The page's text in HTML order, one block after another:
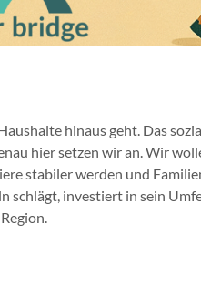
hinaus geht. Das
hier setzen wir an. Wir
stabiler werden und
schlägt, investiert in sein